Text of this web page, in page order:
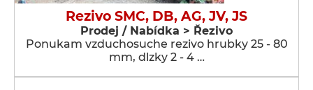
Rezivo SMC, DB, AG, JV, JS
Prodej / Nabídka > Řezivo
Ponukam vzduchosuche rezivo hrubky 25 - 80
mm, dlzky 2 - 4 …